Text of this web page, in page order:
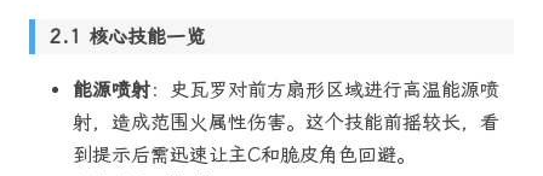
核心技能一览
能源喷射：史瓦罗对前方扇形区域进行高温能源喷
射，造成范围火属性伤害。这个技能前摇较长，看
到提示后需迅速让主C和脆皮角色回避。